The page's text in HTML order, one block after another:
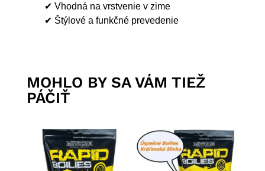
✔ Vhodná na vrstvenie v zime
✔ Štýlové a funkčné prevedenie
MOHLO BY SA VÁM TIEŽ
PÁČIŤ